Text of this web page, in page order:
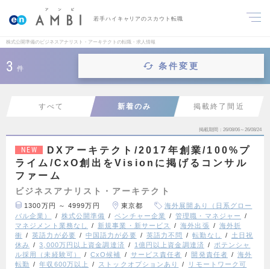
若手ハイキャリアのスカウト転職
株式公開準備のビジネスアナリスト・アーキテクトの転職・求人情報
3 件 条件変更
すべて 新着のみ 掲載終了間近
掲載期間 26/08/06～26/08/24
NEW
DXアーキテクト/2017年創業/100%プ
ライム/CxO創出をVisionに掲げるコンサル
ファーム
ビジネスアナリスト・アーキテクト
1300万円 ～ 4999万円 東京都
海外展開あり（日系グロー
バル企業）
株式公開準備 ベンチャー企業
管理職・マネジャー
マネジメント業務なし
新規事業・新サービス 海外出張
海外折
衝
英語力が必要 中国語力が必要 英語力不問 転勤なし
土日祝
休み
3,000万円以上資金調達済 1億円以上資金調達済
ポテンシャ
ル採用（未経験可）
CxO候補 サービス責任者 開発責任者
海外
転勤
年収600万以上 ストックオプションあり
リモートワーク可